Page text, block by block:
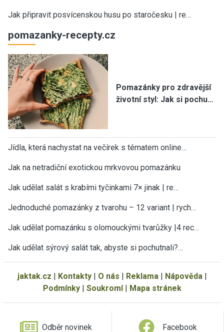
Jak připravit posvícenskou husu po staročesku | re…
pomazanky-recepty.cz
Pomazánky pro zdravější
životní styl: Jak si pochu…
Jídla, která nachystat na večírek s tématem online…
Jak na netradiční exotickou mrkvovou pomazánku
Jak udělat salát s krabími tyčinkami 7× jinak | re…
Jednoduché pomazánky z tvarohu – 12 variant | rych…
Jak udělat pomazánku s olomouckými tvarůžky |4 rec…
Jak udělat sýrový salát tak, abyste si pochutnali?…
jaktak.cz | Kontakty| O nás | Reklama | Nápověda |
Podmínky| Soukromí| Mapa stránek
Odběr novinek Facebook